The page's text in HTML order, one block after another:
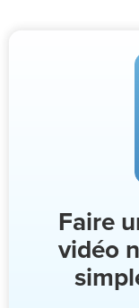
Faire
vidéo